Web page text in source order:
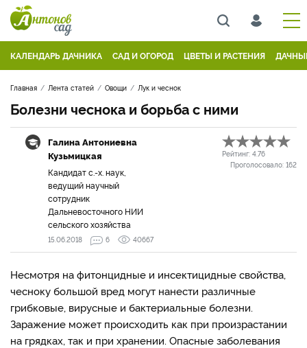
КАЛЕНДАРЬ ДАЧНИКА САД И ОГОРОД ЦВЕТЫ И РАСТЕНИЯ
Главная Лента статей Овощи Лук и чеснок
Болезни чеснока и борьба с ними
Галина Антониевна
Кузьмицкая
Кандидат с.-х. наук,
ведущий научный
сотрудник
Дальневосточного НИИ
сельского хозяйства
Рейтинг: 4.76
Проголосовало: 162
15.06.2018 6 40667
Несмотря на фитонцидные и инсектицидные свойства,
чесноку большой вред могут нанести различные
грибковые, вирусные и бактериальные болезни.
Заражение может происходить как при произрастании
на грядках, так и при хранении. Опасные заболевания